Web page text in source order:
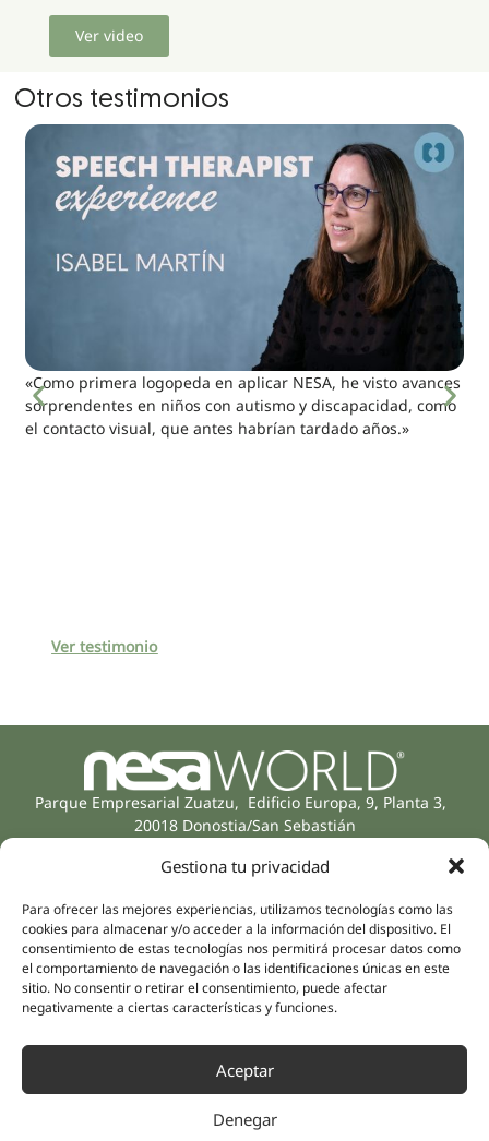
Gestiona tu privacidad
Para ofrecer las mejores experiencias, utilizamos tecnologías como las
cookies para almacenar y/o acceder a la información del dispositivo. El
consentimiento de estas tecnologías nos permitirá procesar datos como
el comportamiento de navegación o las identificaciones únicas en este
sitio. No consentir o retirar el consentimiento, puede afectar
negativamente a ciertas características y funciones.
Aceptar
Denegar
Ver video
Otros testimonios
«Como primera logopeda en aplicar NESA, he visto avances
sorprendentes en niños con autismo y discapacidad, como
el contacto visual, que antes habrían tardado años.»
Ver testimonio
Parque Empresarial Zuatzu, Edificio Europa, 9, Planta 3,
20018 Donostia/San Sebastián
Especialidades
Salud íntima
Sports
Salud mental
Neurología y dolor
Medicina estética
Compañía
Sobre nosotros
Equipo humano
Distribuidores
Partnerships
Nesa Academic
Síguenos